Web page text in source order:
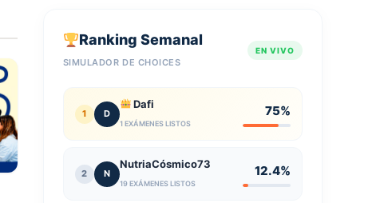
Ranking Semanal
SIMULADOR DE CHOICES
EN VIVO
1 D
Dafi
1 EXÁMENES LISTOS
75%
2 N
NutriaCósmico73
19 EXÁMENES LISTOS
12.4%